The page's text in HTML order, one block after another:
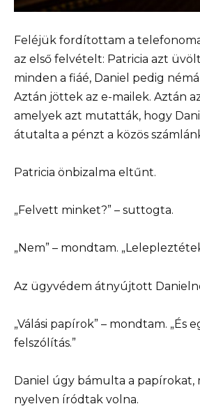
Feléjük fordítottam a
az első felvételt: Patricia azt
minden a fiáé, Daniel pedig
Aztán jöttek az e-mailek. Aztán
amelyek azt mutatták, hogy
átutalta a pénzt a közös
Patricia önbizalma eltűnt.
„Felvett minket?” – suttogta.
„Nem” – mondtam.
Az ügyvédem átnyújtott
„Válási papírok” – mondtam. „És
felszólítás.”
Daniel úgy bámulta a papírokat,
nyelven íródtak volna.